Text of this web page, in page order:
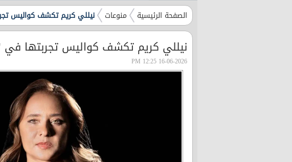
الصفحة الرئيسية منوعات نيللي كريم تكشف كواليس
نيللي كريم تكشف كواليس تجربتها
16-06-2026 12:25 PM